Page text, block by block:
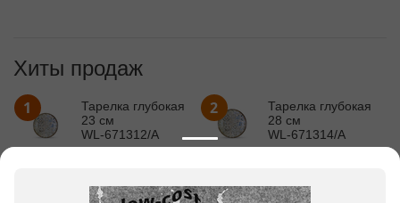
Хиты продаж
1
Тарелка глубокая
23 см
WL‑671312/A
2
Тарелка глубокая
28 см
WL‑671314/A